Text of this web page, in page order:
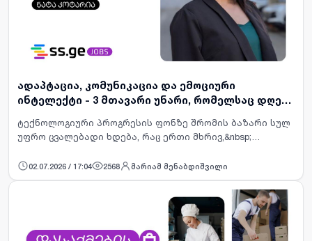
ადაპტაცია, კომუნიკაცია და ემოციური
ინტელექტი - 3 მთავარი უნარი, რომელსაც დღეს
ტექნოლოგიური პროგრესის ფონზე შრომის ბაზარი სულ
უფრო ცვალებადი ხდება, რაც ერთი მხრივ,&nbsp;
როგორც დამწყებ, ისე გამოცდილ სპეციალისტებს ახალი
უნარების&nbs…
02.07.2026 / 17:04 2568 მარიამ მენაბდიშვილი